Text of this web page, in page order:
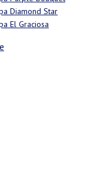
Diamond Star
El Graciosa